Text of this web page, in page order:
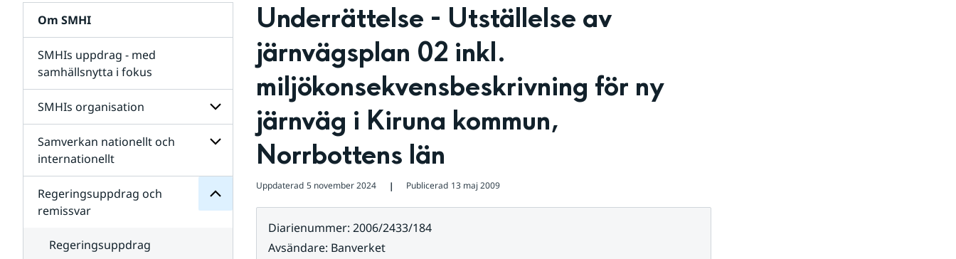
Om SMHI
SMHIs uppdrag - med
samhällsnytta i fokus
SMHIs organisation
Undersidor
organisation
Samverkan nationellt och
internationellt
Undersidor
för
Samverkan
internationellt
Regeringsuppdrag och
remissvar
för
Regeringsuppdrag
remissvar
Regeringsuppdrag
Underrättelse - Utställelse av
järnvägsplan 02 inkl.
miljökonsekvensbeskrivning för ny
järnväg i Kiruna kommun,
Norrbottens län
Uppdaterad 5 november 2024 ❘ Publicerad 13 maj 2009
Diarienummer: 2006/2433/184
Avsändare: Banverket